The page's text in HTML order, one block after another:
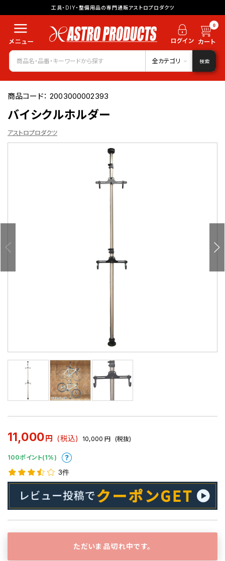
工具・DIY・整備用品の専門通販アストロプロダクツ
0
全カテゴリ 検索
商品コード：2003000002393
バイシクルホルダー
アストロプロダクツ
11,000 円 (税込) 10,000 円 (税抜)
100ポイント(1%)
3件
ただいま品切れ中です。